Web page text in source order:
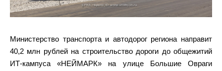
Министерство транспорта и автодорог региона направит
40,2 млн рублей на строительство дороги до общежитий
ИТ-кампуса «НЕЙМАРК» на улице Большие Овраги